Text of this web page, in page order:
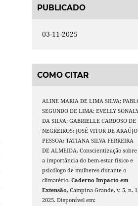
PUBLICADO
03-11-2025
COMO CITAR
ALINE MARIA DE LIMA SILVA;
SEGUNDO DE LIMA; EVELLY
DA SILVA; GABRIELLE CARDOSO DE
NEGREIROS; JOSÉ VITOR DE ARAÚJO
PESSOA; TATIANA SILVA FERREIRA
DE ALMEIDA. Conscientização sobre
a importância do bem-estar físico e
psicólogo de mulheres durante o
climatério.Caderno Impacto em
Extensão, Campina Grande, v. 5, n. 1,
2025. Disponível em: